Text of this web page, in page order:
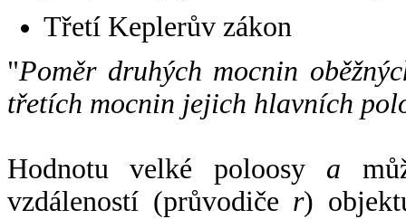
Třetí Keplerův zákon
"Poměr druhých mocnin
třetích mocnin jejich hlavních
Hodnotu velké poloosy a
vzdáleností (průvodiče r)